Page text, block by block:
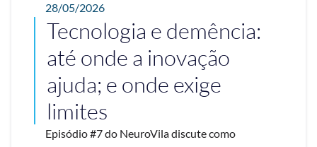
28/05/2026
Tecnologia e demência:
até onde a inovação
ajuda; e onde exige
limites
Episódio #7 do NeuroVila discute como